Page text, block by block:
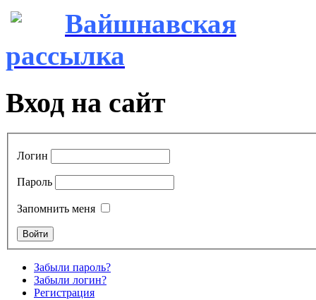
Вайшнавская
рассылка
Вход на сайт
Логин
Пароль
Запомнить меня
Забыли пароль?
Забыли логин?
Регистрация